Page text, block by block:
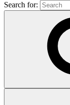
Search for: